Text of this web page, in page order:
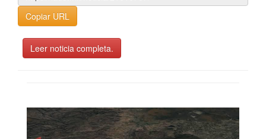
Copiar URL
Leer noticia completa.